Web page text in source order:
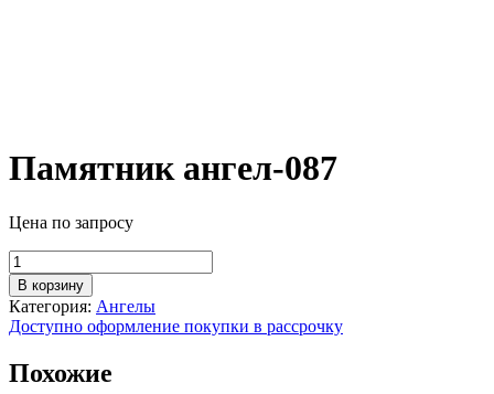
Памятник ангел-087
Цена по запросу
Количество
товара
Памятник
ангел-087
В корзину
Категория: Ангелы
Доступно оформление покупки в рассрочку
Похожие